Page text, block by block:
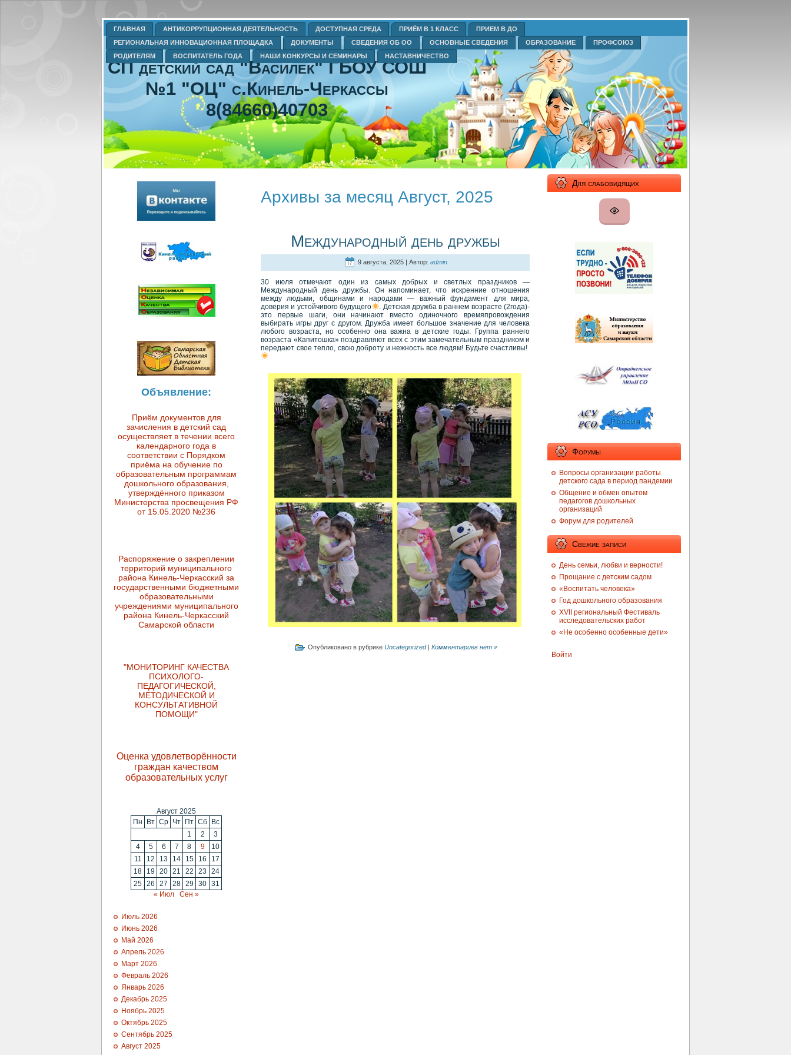
ГЛАВНАЯ АНТИКОРРУПЦИОННАЯ ДЕЯТЕЛЬНОСТЬ ДОСТУПНАЯ СРЕДА ПРИЁМ В 1 КЛАСС
ПРИЕМ В ДО
РЕГИОНАЛЬНАЯ ИННОВАЦИОННАЯ ПЛОЩАДКА
ДОКУМЕНТЫ СВЕДЕНИЯ ОБ ОО ОСНОВНЫЕ СВЕДЕНИЯ ОБРАЗОВАНИЕ
ПРОФСОЮЗ
РОДИТЕЛЯМ
ВОСПИТАТЕЛЬ ГОДА НАШИ КОНКУРСЫ И СЕМИНАРЫ НАСТАВНИЧЕСТВО
СП детский сад "Василек" ГБОУ СОШ
№1 "ОЦ" с.Кинель-Черкассы
8(84660)40703
Объявление:
Приём документов для
зачисления в детский сад
осуществляет в течении всего
календарного года в
соответствии с Порядком
приёма на обучение по
образовательным программам
дошкольного образования,
утверждённого приказом
Министерства просвещения РФ
от 15.05.2020 №236
Распоряжение о закреплении
территорий муниципального
района Кинель-Черкасский за
государственными бюджетными
образовательными
учреждениями муниципального
района Кинель-Черкасский
Самарской области
"МОНИТОРИНГ КАЧЕСТВА
ПСИХОЛОГО-
ПЕДАГОГИЧЕСКОЙ,
МЕТОДИЧЕСКОЙ И
КОНСУЛЬТАТИВНОЙ
ПОМОЩИ"
Оценка удовлетворённости
граждан качеством
образовательных услуг
Август 2025
Пн
Вт Ср Чт Пт Сб
Вс
1
2
3
4
5 6 7 8 9
10
11
12 13 14 15 16
17
18
19 20 21 22 23
24
25 26 27 28 29 30 31
« Июл
Сен »
Июль 2026
Июнь 2026
Май 2026
Апрель 2026
Март 2026
Февраль 2026
Январь 2026
Декабрь 2025
Ноябрь 2025
Октябрь 2025
Сентябрь 2025
Август 2025
Архивы за месяц Август, 2025
Международный день дружбы
9 августа, 2025 | Автор: admin
30 июля отмечают один из самых добрых и светлых праздников —
Международный день дружбы‍‍. Он напоминает, что искренние отношения
между людьми, общинами и народами — важный фундамент для мира,
доверия и устойчивого будущего
. Детская дружба в раннем возрасте (2года)-
это первые шаги, они начинают вместо одиночного времяпровождения
выбирать игры друг с другом‍‍. Дружба имеет большое значение для человека
любого возраста, но особенно она важна в детские годы. Группа раннего
возраста «Капитошка» поздравляют всех с этим замечательным праздником и
передают свое тепло, свою доброту и нежность все людям! Будьте счастливы! ‍‍
Опубликовано в рубрике Uncategorized| Комментариев нет »
Для слабовидящих
Форумы
Вопросы организации работы
детского сада в период пандемии
Общение и обмен опытом
педагогов дошкольных
организаций
Форум для родителей
Свежие записи
День семьи, любви и верности!
Прощание с детским садом
«Воспитать человека»
Год дошкольного образования
XVII региональный Фестиваль
исследовательских работ
«Не особенно особенные дети»
Войти